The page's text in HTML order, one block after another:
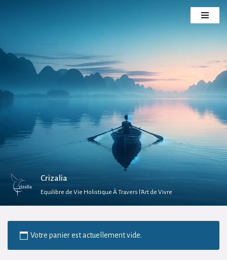
contenu
Crizalia
Equilibre de Vie Holistique À Travers l'Art de Vivre
Votre panier est actuellement vide.